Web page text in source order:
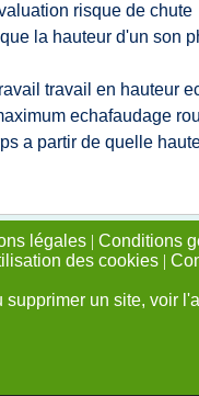
risque de chute
la hauteur d'un son
travail en hauteur
echafaudage
a partir de quelle
légales | Conditions
des cookies |
supprimer un site, voir